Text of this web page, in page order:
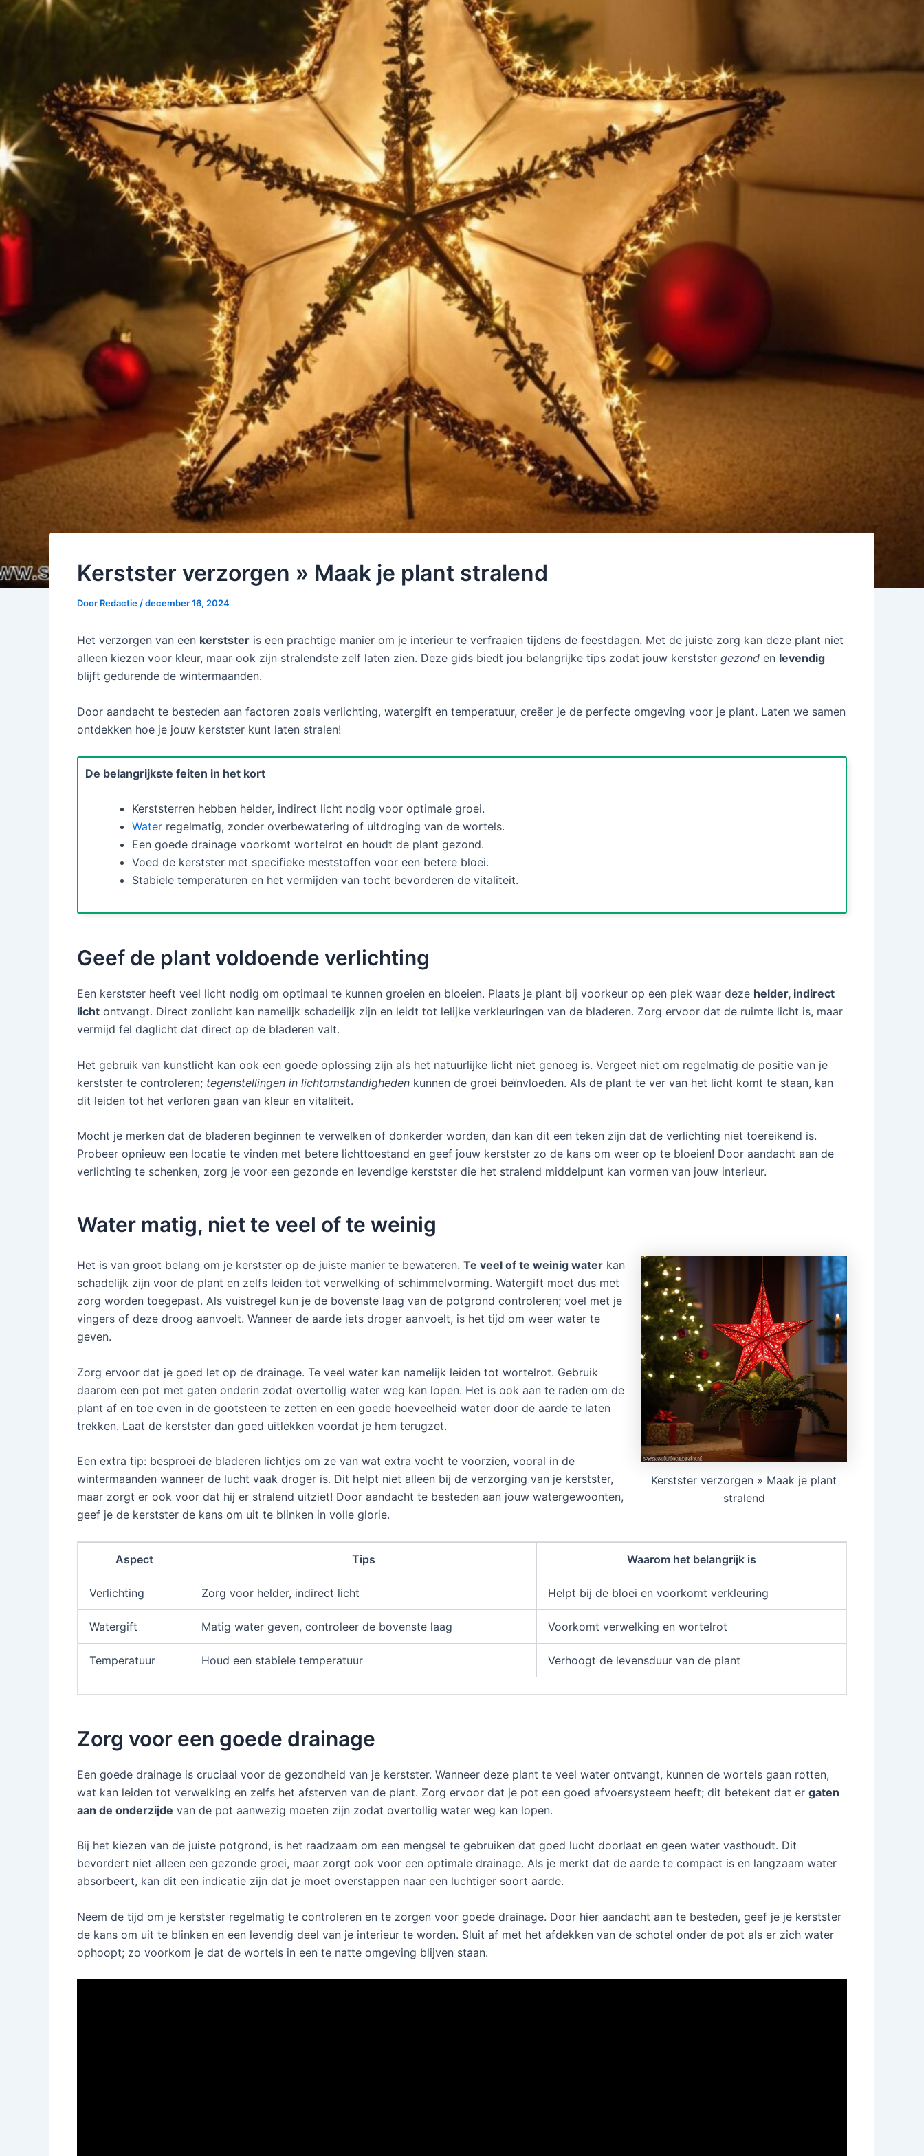
Kerstster verzorgen » Maak je plant stralend
Door Redactie/december 16, 2024
Het verzorgen van een kerstster is een prachtige manier om je interieur te verfraaien tijdens de feestdagen. Met de juiste zorg kan deze plant niet
alleen kiezen voor kleur, maar ook zijn stralendste zelf laten zien. Deze gids biedt jou belangrijke tips zodat jouw kerstster gezond en levendig
blijft gedurende de wintermaanden.
Door aandacht te besteden aan factoren zoals verlichting, watergift en temperatuur, creëer je de perfecte omgeving voor je plant. Laten we samen
ontdekken hoe je jouw kerstster kunt laten stralen!
De belangrijkste feiten in het kort
Kerststerren hebben helder, indirect licht nodig voor optimale groei.
Water regelmatig, zonder overbewatering of uitdroging van de wortels.
Een goede drainage voorkomt wortelrot en houdt de plant gezond.
Voed de kerstster met specifieke meststoffen voor een betere bloei.
Stabiele temperaturen en het vermijden van tocht bevorderen de vitaliteit.
Geef de plant voldoende verlichting
Een kerstster heeft veel licht nodig om optimaal te kunnen groeien en bloeien. Plaats je plant bij voorkeur op een plek waar deze helder, indirect
licht ontvangt. Direct zonlicht kan namelijk schadelijk zijn en leidt tot lelijke verkleuringen van de bladeren. Zorg ervoor dat de ruimte licht is, maar
vermijd fel daglicht dat direct op de bladeren valt.
Het gebruik van kunstlicht kan ook een goede oplossing zijn als het natuurlijke licht niet genoeg is. Vergeet niet om regelmatig de positie van je
kerstster te controleren; tegenstellingen in lichtomstandigheden kunnen de groei beïnvloeden. Als de plant te ver van het licht komt te staan, kan
dit leiden tot het verloren gaan van kleur en vitaliteit.
Mocht je merken dat de bladeren beginnen te verwelken of donkerder worden, dan kan dit een teken zijn dat de verlichting niet toereikend is.
Probeer opnieuw een locatie te vinden met betere lichttoestand en geef jouw kerstster zo de kans om weer op te bloeien! Door aandacht aan de
verlichting te schenken, zorg je voor een gezonde en levendige kerstster die het stralend middelpunt kan vormen van jouw interieur.
Water matig, niet te veel of te weinig
Kerstster verzorgen » Maak je plant
stralend
Het is van groot belang om je kerstster op de juiste manier te bewateren. Te veel of te weinig water kan
schadelijk zijn voor de plant en zelfs leiden tot verwelking of schimmelvorming. Watergift moet dus met
zorg worden toegepast. Als vuistregel kun je de bovenste laag van de potgrond controleren; voel met je
vingers of deze droog aanvoelt. Wanneer de aarde iets droger aanvoelt, is het tijd om weer water te
geven.
Zorg ervoor dat je goed let op de drainage. Te veel water kan namelijk leiden tot wortelrot. Gebruik
daarom een pot met gaten onderin zodat overtollig water weg kan lopen. Het is ook aan te raden om de
plant af en toe even in de gootsteen te zetten en een goede hoeveelheid water door de aarde te laten
trekken. Laat de kerstster dan goed uitlekken voordat je hem terugzet.
Een extra tip: besproei de bladeren lichtjes om ze van wat extra vocht te voorzien, vooral in de
wintermaanden wanneer de lucht vaak droger is. Dit helpt niet alleen bij de verzorging van je kerstster,
maar zorgt er ook voor dat hij er stralend uitziet! Door aandacht te besteden aan jouw watergewoonten,
geef je de kerstster de kans om uit te blinken in volle glorie.
Aspect Tips Waarom het belangrijk is
Verlichting Zorg voor helder, indirect licht Helpt bij de bloei en voorkomt verkleuring
Watergift Matig water geven, controleer de bovenste laag Voorkomt verwelking en wortelrot
Temperatuur Houd een stabiele temperatuur Verhoogt de levensduur van de plant
Zorg voor een goede drainage
Een goede drainage is cruciaal voor de gezondheid van je kerstster. Wanneer deze plant te veel water ontvangt, kunnen de wortels gaan rotten,
wat kan leiden tot verwelking en zelfs het afsterven van de plant. Zorg ervoor dat je pot een goed afvoersysteem heeft; dit betekent dat er gaten
aan de onderzijde van de pot aanwezig moeten zijn zodat overtollig water weg kan lopen.
Bij het kiezen van de juiste potgrond, is het raadzaam om een mengsel te gebruiken dat goed lucht doorlaat en geen water vasthoudt. Dit
bevordert niet alleen een gezonde groei, maar zorgt ook voor een optimale drainage. Als je merkt dat de aarde te compact is en langzaam water
absorbeert, kan dit een indicatie zijn dat je moet overstappen naar een luchtiger soort aarde.
Neem de tijd om je kerstster regelmatig te controleren en te zorgen voor goede drainage. Door hier aandacht aan te besteden, geef je je kerstster
de kans om uit te blinken en een levendig deel van je interieur te worden. Sluit af met het afdekken van de schotel onder de pot als er zich water
ophoopt; zo voorkom je dat de wortels in een te natte omgeving blijven staan.